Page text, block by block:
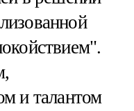
и талантом